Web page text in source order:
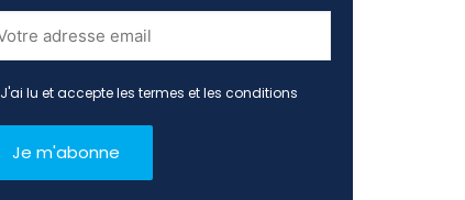
J'ai lu et accepte les termes et les conditions